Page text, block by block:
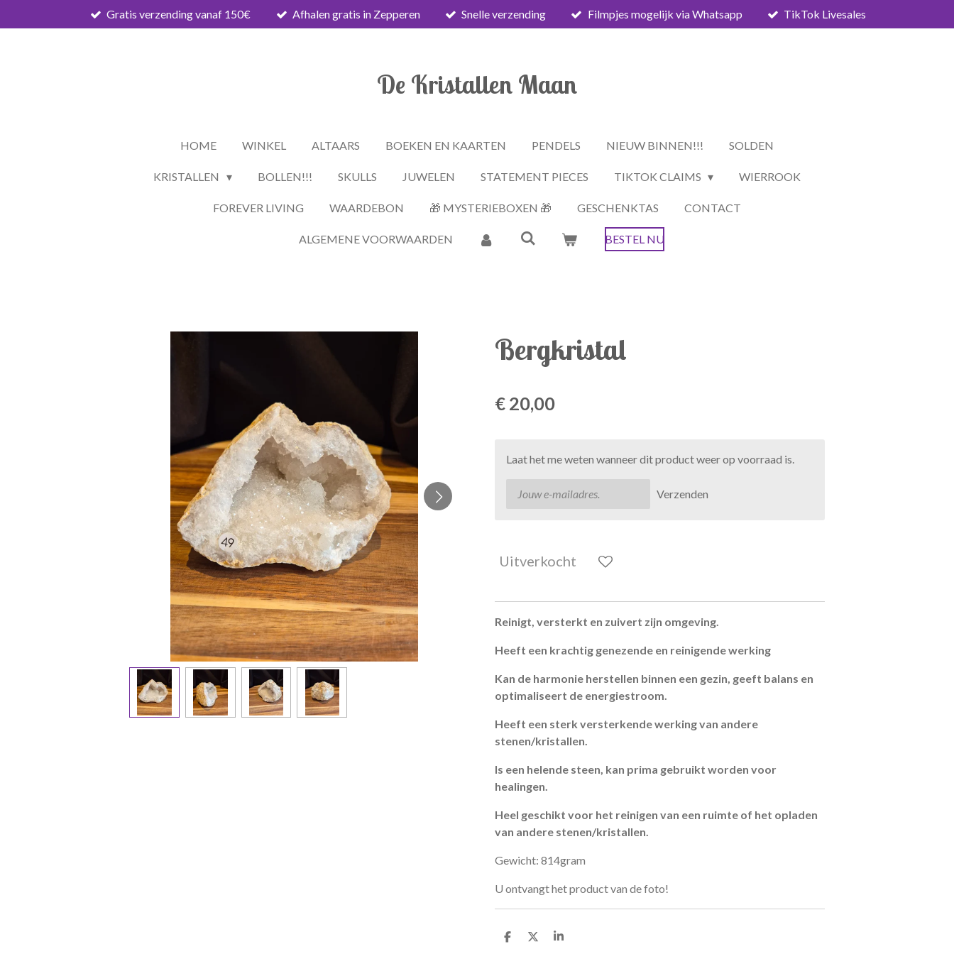
direct
Gratis verzending vanaf 150€ Afhalen gratis in Zepperen Snelle verzending Filmpjes mogelijk via Whatsapp TikTok Livesales
De Kristallen Maan
HOME WINKEL ALTAARS BOEKEN EN KAARTEN PENDELS NIEUW BINNEN!!! SOLDEN
KRISTALLEN BOLLEN!!! SKULLS JUWELEN STATEMENT PIECES TIKTOK CLAIMS WIERROOK
FOREVER LIVING WAARDEBON 🎁 MYSTERIEBOXEN 🎁 GESCHENKTAS CONTACT
ALGEMENE VOORWAARDEN BESTEL NU
Bergkristal
€ 20,00
Laat het me weten wanneer dit product weer op voorraad is.
Verzenden
Uitverkocht
Reinigt, versterkt en zuivert zijn omgeving.
Heeft een krachtig genezende en reinigende werking
Kan de harmonie herstellen binnen een gezin, geeft balans en
optimaliseert de energiestroom.
Heeft een sterk versterkende werking van andere
stenen/kristallen.
Is een helende steen, kan prima gebruikt worden voor
healingen.
Heel geschikt voor het reinigen van een ruimte of het opladen
van andere stenen/kristallen.
Gewicht: 814gram
U ontvangt het product van de foto!
D
D
S